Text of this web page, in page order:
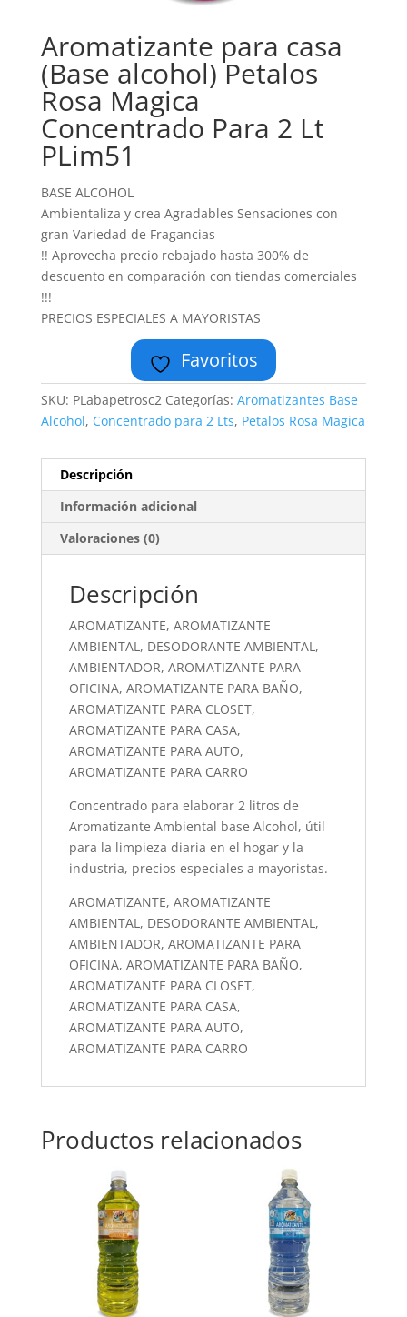
Aromatizante para casa
(Base alcohol) Petalos
Rosa Magica
Concentrado Para 2 Lt
PLim51
BASE ALCOHOL
Ambientaliza y crea Agradables Sensaciones con
gran Variedad de Fragancias
!! Aprovecha precio rebajado hasta 300% de
descuento en comparación con tiendas comerciales
!!!
PRECIOS ESPECIALES A MAYORISTAS
Favoritos
SKU: PLabapetrosc2 Categorías: Aromatizantes Base
Alcohol, Concentrado para 2 Lts, Petalos Rosa Magica
Descripción
Información adicional
Valoraciones (0)
Descripción
AROMATIZANTE, AROMATIZANTE
AMBIENTAL, DESODORANTE AMBIENTAL,
AMBIENTADOR, AROMATIZANTE PARA
OFICINA, AROMATIZANTE PARA BAÑO,
AROMATIZANTE PARA CLOSET,
AROMATIZANTE PARA CASA,
AROMATIZANTE PARA AUTO,
AROMATIZANTE PARA CARRO
Concentrado para elaborar 2 litros de
Aromatizante Ambiental base Alcohol, útil
para la limpieza diaria en el hogar y la
industria, precios especiales a mayoristas.
AROMATIZANTE, AROMATIZANTE
AMBIENTAL, DESODORANTE AMBIENTAL,
AMBIENTADOR, AROMATIZANTE PARA
OFICINA, AROMATIZANTE PARA BAÑO,
AROMATIZANTE PARA CLOSET,
AROMATIZANTE PARA CASA,
AROMATIZANTE PARA AUTO,
AROMATIZANTE PARA CARRO
Productos relacionados